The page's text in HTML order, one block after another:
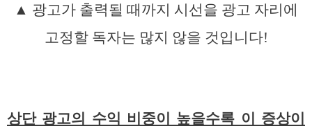
▲ 광고가 출력될 때까지 시선을 광고 자리에
고정할 독자는 많지 않을 것입니다!
상단 광고의 수익 비중이 높을수록 이 증상이